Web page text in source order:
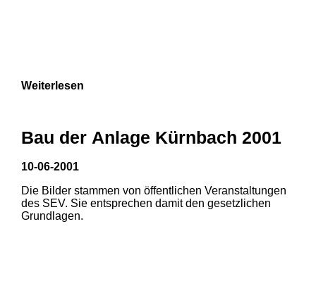
Weiterlesen
Bau der Anlage Kürnbach 2001
10-06-2001
Die Bilder stammen von öffentlichen Veranstaltungen
des SEV. Sie entsprechen damit den gesetzlichen
Grundlagen.